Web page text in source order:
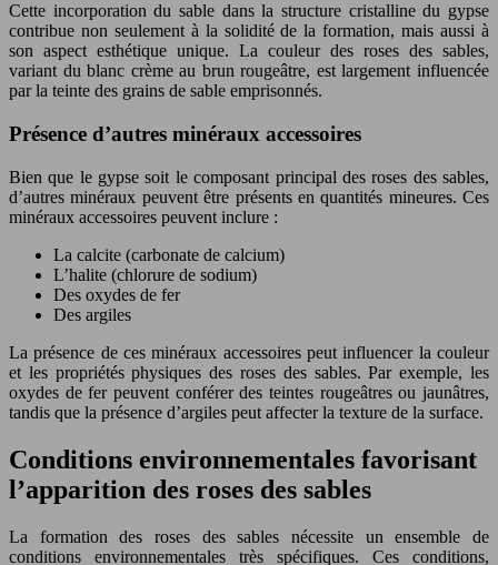
Cette incorporation du sable dans la structure cristalline du gypse
contribue non seulement à la solidité de la formation, mais aussi à
son aspect esthétique unique. La couleur des roses des sables,
variant du blanc crème au brun rougeâtre, est largement influencée
par la teinte des grains de sable emprisonnés.
Présence d’autres minéraux accessoires
Bien que le gypse soit le composant principal des roses des sables,
d’autres minéraux peuvent être présents en quantités mineures. Ces
minéraux accessoires peuvent inclure :
La calcite (carbonate de calcium)
L’halite (chlorure de sodium)
Des oxydes de fer
Des argiles
La présence de ces minéraux accessoires peut influencer la couleur
et les propriétés physiques des roses des sables. Par exemple, les
oxydes de fer peuvent conférer des teintes rougeâtres ou jaunâtres,
tandis que la présence d’argiles peut affecter la texture de la surface.
Conditions environnementales favorisant
l’apparition des roses des sables
La formation des roses des sables nécessite un ensemble de
conditions environnementales très spécifiques. Ces conditions,